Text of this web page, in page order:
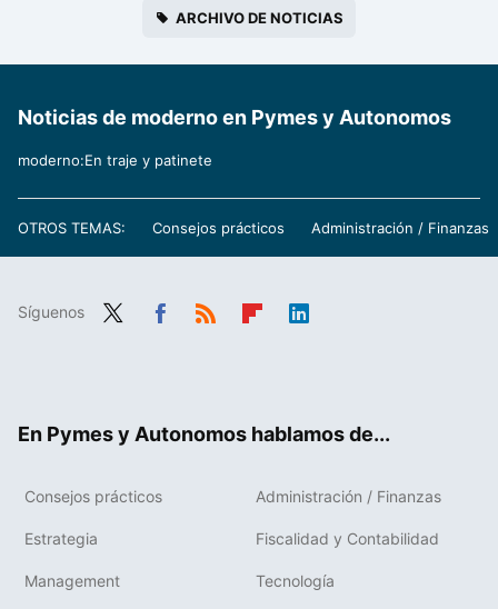
ARCHIVO DE NOTICIAS
Noticias de moderno en Pymes y Autonomos
moderno:En traje y patinete
OTROS TEMAS: Consejos prácticos Administración / Finanzas
Síguenos
En Pymes y Autonomos hablamos de...
Consejos prácticos Administración / Finanzas
Estrategia Fiscalidad y Contabilidad
Management Tecnología